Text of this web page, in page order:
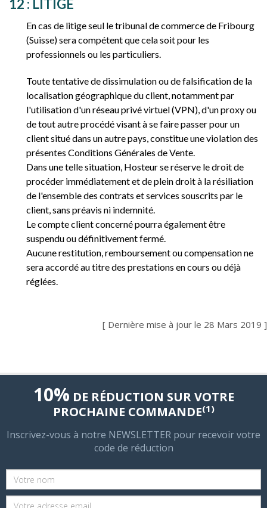
12 : LITIGE
En cas de litige seul le tribunal de commerce de Fribourg
(Suisse) sera compétent que cela soit pour les
professionnels ou les particuliers.
Toute tentative de dissimulation ou de falsification de la
localisation géographique du client, notamment par
l'utilisation d'un réseau privé virtuel (VPN), d'un proxy ou
de tout autre procédé visant à se faire passer pour un
client situé dans un autre pays, constitue une violation des
présentes Conditions Générales de Vente.
Dans une telle situation, Hosteur se réserve le droit de
procéder immédiatement et de plein droit à la résiliation
de l'ensemble des contrats et services souscrits par le
client, sans préavis ni indemnité.
Le compte client concerné pourra également être
suspendu ou définitivement fermé.
Aucune restitution, remboursement ou compensation ne
sera accordé au titre des prestations en cours ou déjà
réglées.
[ Dernière mise à jour le 28 Mars 2019 ]
10% DE RÉDUCTION SUR VOTRE
PROCHAINE COMMANDE(1)
Inscrivez-vous à notre NEWSLETTER pour recevoir votre
code de réduction